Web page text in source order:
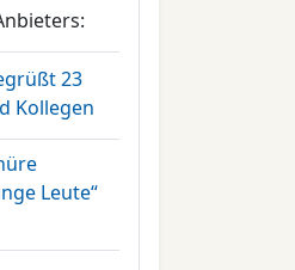
23
Kollegen
Leute“